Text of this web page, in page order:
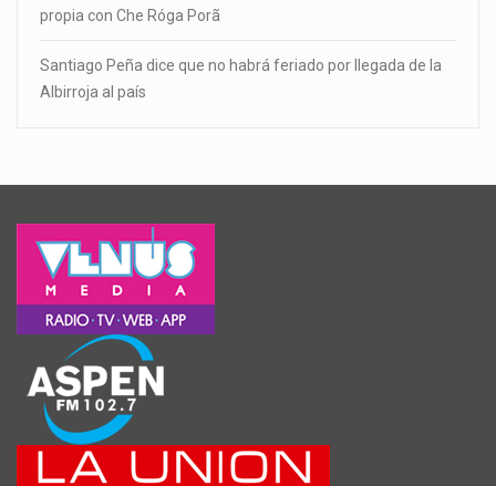
propia con Che Róga Porã
Santiago Peña dice que no habrá feriado por llegada de la
Albirroja al país